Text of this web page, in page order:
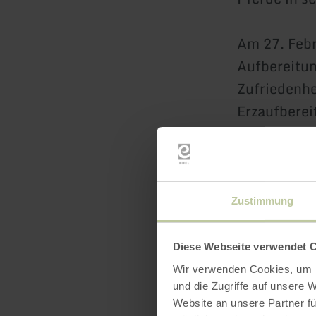
Zustimmung
Diese Webseite verwendet
Wir verwenden Cookies,
und die Zugriffe auf unsere
Website an unsere Partner
Am 27.
sondern
Als Grund
vermutlich